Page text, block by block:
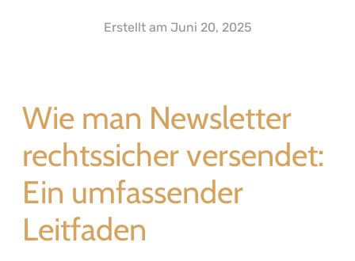
Erstellt am Juni 20, 2025
Wie man Newsletter
rechtssicher versendet:
Ein umfassender
Leitfaden